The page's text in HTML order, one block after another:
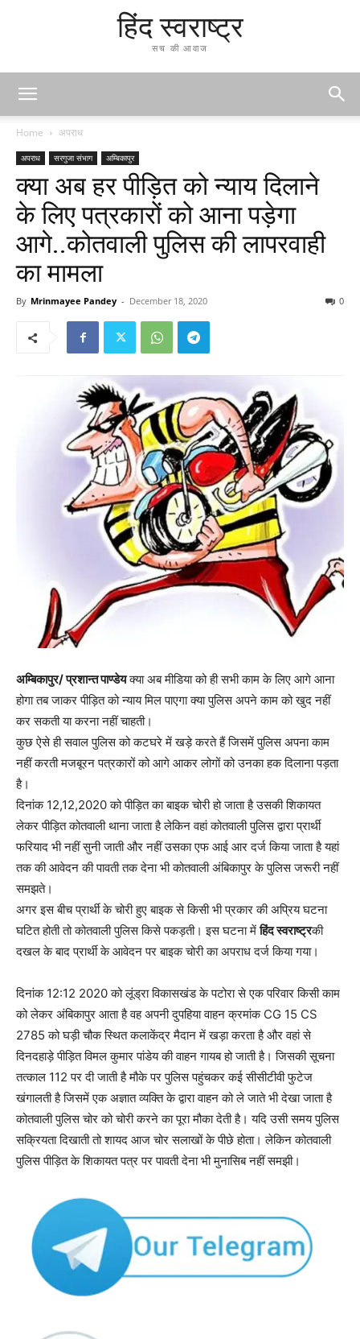
हिंद स्वराष्ट्र
सच की आवाज
Home अपराध
अपराध सरगुजा संभाग अम्बिकापुर
क्या अब हर पीड़ित को न्याय दिलाने
के लिए पत्रकारों को आना पड़ेगा
आगे..कोतवाली पुलिस की लापरवाही
का मामला
By Mrinmayee Pandey - December 18, 2020 0
अम्बिकापुर/ प्रशान्त पाण्डेयक्या अब मीडिया को ही सभी काम के लिए आगे आना
होगा तब जाकर पीड़ित को न्याय मिल पाएगा क्या पुलिस अपने काम को खुद नहीं
कर सकती या करना नहीं चाहती।
कुछ ऐसे ही सवाल पुलिस को कटघरे में खड़े करते हैं जिसमें पुलिस अपना काम
नहीं करती मजबूरन पत्रकारों को आगे आकर लोगों को उनका हक दिलाना पड़ता
है।
दिनांक 12,12,2020 को पीड़ित का बाइक चोरी हो जाता है उसकी शिकायत
लेकर पीड़ित कोतवाली थाना जाता है लेकिन वहां कोतवाली पुलिस द्वारा प्रार्थी
फरियाद भी नहीं सुनी जाती और नहीं उसका एफ आई आर दर्ज किया जाता है यहां
तक की आवेदन की पावती तक देना भी कोतवाली अंबिकापुर के पुलिस जरूरी नहीं
समझते।
अगर इस बीच प्रार्थी के चोरी हुए बाइक से किसी भी प्रकार की अप्रिय घटना
घटित होती तो कोतवाली पुलिस किसे पकड़ती। इस घटना मेंहिंद स्वराष्ट्रकी
दखल के बाद प्रार्थी के आवेदन पर बाइक चोरी का अपराध दर्ज किया गया।
दिनांक 12:12 2020 को लूंड्रा विकासखंड के पटोरा से एक परिवार किसी काम
को लेकर अंबिकापुर आता है वह अपनी दुपहिया वाहन क्रमांक CG 15 CS
2785 को घड़ी चौक स्थित कलाकेंद्र मैदान में खड़ा करता है और वहां से
दिनदहाड़े पीड़ित विमल कुमार पांडेय की वाहन गायब हो जाती है। जिसकी सूचना
तत्काल 112 पर दी जाती है मौके पर पुलिस पहुंचकर कई सीसीटीवी फुटेज
खंगालती है जिसमें एक अज्ञात व्यक्ति के द्वारा वाहन को ले जाते भी देखा जाता है
कोतवाली पुलिस चोर को चोरी करने का पूरा मौका देती है। यदि उसी समय पुलिस
सक्रियता दिखाती तो शायद आज चोर सलाखों के पीछे होता। लेकिन कोतवाली
पुलिस पीड़ित के शिकायत पत्र पर पावती देना भी मुनासिब नहीं समझी।